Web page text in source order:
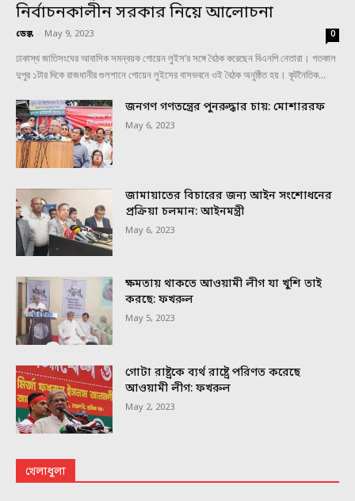
নির্বাচনকালীন সরকার নিয়ে আলোচনা
ডেস্ক - May 9, 2023 0
ঢাকাস্থ জাতিসংঘের আবাসিক সমন্বয়ক গোয়েন লুইস’র সঙ্গে বৈঠক করেছেন বিএনপি নেতারা। গতকাল
দুপুর ১টার দিকে রাজধানীর গুলশানে গোয়েন লুইসের বাসভবনে ওই বৈঠক অনুষ্ঠিত হয়। কূটনৈতিক...
জনগণ গণতন্ত্রের পুনরুদ্ধার চায়: মোশাররফ
May 6, 2023
জামায়াতের বিচারের জন্য আইন সংশোধনের
প্রক্রিয়া চলমান: আইনমন্ত্রী
May 6, 2023
ক্ষমতায় থাকতে আওয়ামী লীগ যা খুশি তাই
করছে: ফখরুল
May 5, 2023
গোটা রাষ্ট্রকে ব্যর্থ রাষ্ট্রে পরিণত করেছে
আওয়ামী লীগ: ফখরুল
May 2, 2023
খেলাধুলা